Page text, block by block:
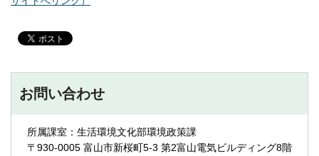
お問い合わせ
所属課室：生活環境文化部環境政策課
〒930-0005 富山市新桜町5-3 第2富山電気ビルディング8階